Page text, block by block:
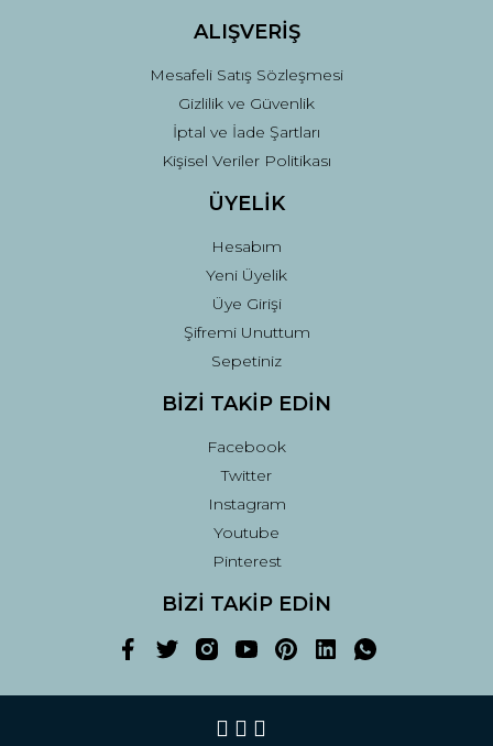
ALIŞVERİŞ
Mesafeli Satış Sözleşmesi
Gizlilik ve Güvenlik
İptal ve İade Şartları
Kişisel Veriler Politikası
ÜYELİK
Hesabım
Yeni Üyelik
Üye Girişi
Şifremi Unuttum
Sepetiniz
BİZİ TAKİP EDİN
Facebook
Twitter
Instagram
Youtube
Pinterest
BİZİ TAKİP EDİN